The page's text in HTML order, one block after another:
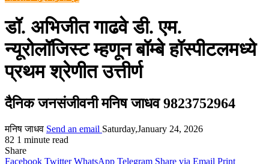
डॉ. अभिजीत गाढवे डी. एम.
न्यूरोलॉजिस्ट म्हणून बॉम्बे हॉस्पीटलमध्ये
प्रथम श्रेणीत उत्तीर्ण
दैनिक जनसंजीवनी मनिष जाधव 9823752964
मनिष जाधव Send an email Saturday,January 24, 2026
82 1 minute read
Share
Facebook Twitter WhatsApp Telegram Share via Email Print